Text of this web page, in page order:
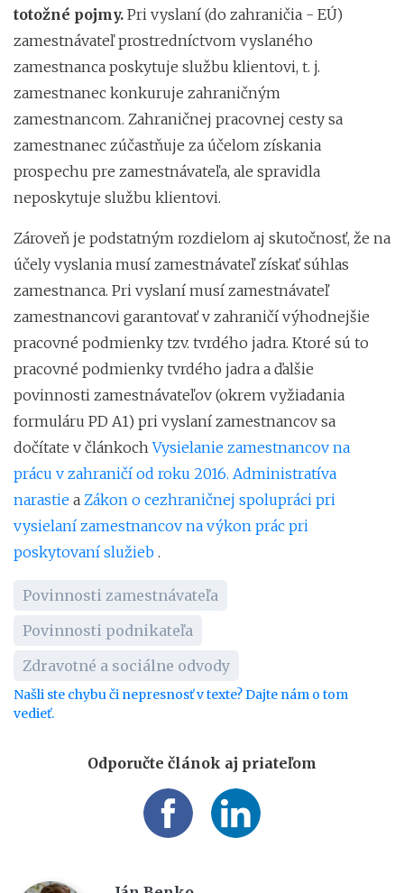
totožné pojmy. Pri vyslaní (do zahraničia - EÚ)
zamestnávateľ prostredníctvom vyslaného
zamestnanca poskytuje službu klientovi, t. j.
zamestnanec konkuruje zahraničným
zamestnancom. Zahraničnej pracovnej cesty sa
zamestnanec zúčastňuje za účelom získania
prospechu pre zamestnávateľa, ale spravidla
neposkytuje službu klientovi.
Zároveň je podstatným rozdielom aj skutočnosť, že na
účely vyslania musí zamestnávateľ získať súhlas
zamestnanca. Pri vyslaní musí zamestnávateľ
zamestnancovi garantovať v zahraničí výhodnejšie
pracovné podmienky tzv. tvrdého jadra. Ktoré sú to
pracovné podmienky tvrdého jadra a ďalšie
povinnosti zamestnávateľov (okrem vyžiadania
formuláru PD A1) pri vyslaní zamestnancov sa
dočítate v článkochVysielanie zamestnancov na
prácu v zahraničí od roku 2016. Administratíva
narastie a Zákon o cezhraničnej spolupráci pri
vysielaní zamestnancov na výkon prác pri
poskytovaní služieb .
Povinnosti zamestnávateľa
Povinnosti podnikateľa
Zdravotné a sociálne odvody
Našli ste chybu či nepresnosť v texte? Dajte nám o tom
vedieť.
Odporučte článok aj priateľom